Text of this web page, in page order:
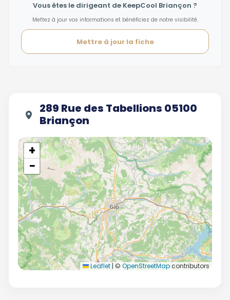
Vous êtes le dirigeant de KeepCool Briançon ?
Mettez à jour vos informations et bénéficiez de notre visibilité.
Mettre à jour la fiche
289 Rue des Tabellions 05100
Briançon
+
−
Leaflet | © OpenStreetMapcontributors